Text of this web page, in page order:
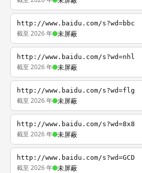
http://www.baidu.com/s?wd=bbc
截至 2026 年 未屏蔽
http://www.baidu.com/s?wd=nhl
截至 2026 年 未屏蔽
http://www.baidu.com/s?wd=flg
截至 2026 年 未屏蔽
http://www.baidu.com/s?wd=8x8
截至 2026 年 未屏蔽
http://www.baidu.com/s?wd=GCD
截至 2026 年 未屏蔽